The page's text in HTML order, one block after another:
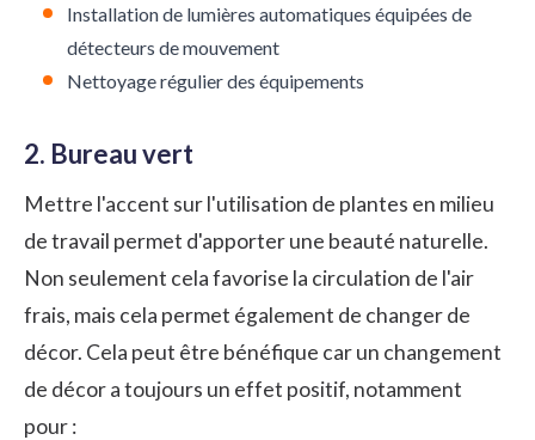
Installation de lumières automatiques équipées de
détecteurs de mouvement
Nettoyage régulier des équipements
2. Bureau vert
Mettre l'accent sur l'utilisation de plantes en milieu
de travail permet d'apporter une beauté naturelle.
Non seulement cela favorise la circulation de l'air
frais, mais cela permet également de changer de
décor. Cela peut être bénéfique car un changement
de décor a toujours un effet positif, notamment
pour :